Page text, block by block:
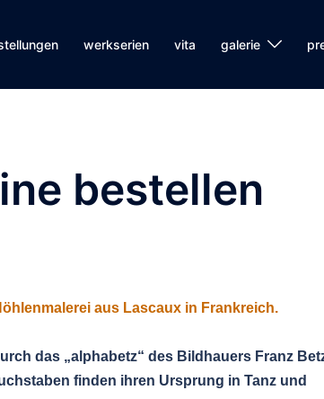
werkserien vita galerie
bestellen
aus Lascaux in Frankreich.
das „alphabetz“ des Bildhauers Franz
finden ihren Ursprung in Tanz und